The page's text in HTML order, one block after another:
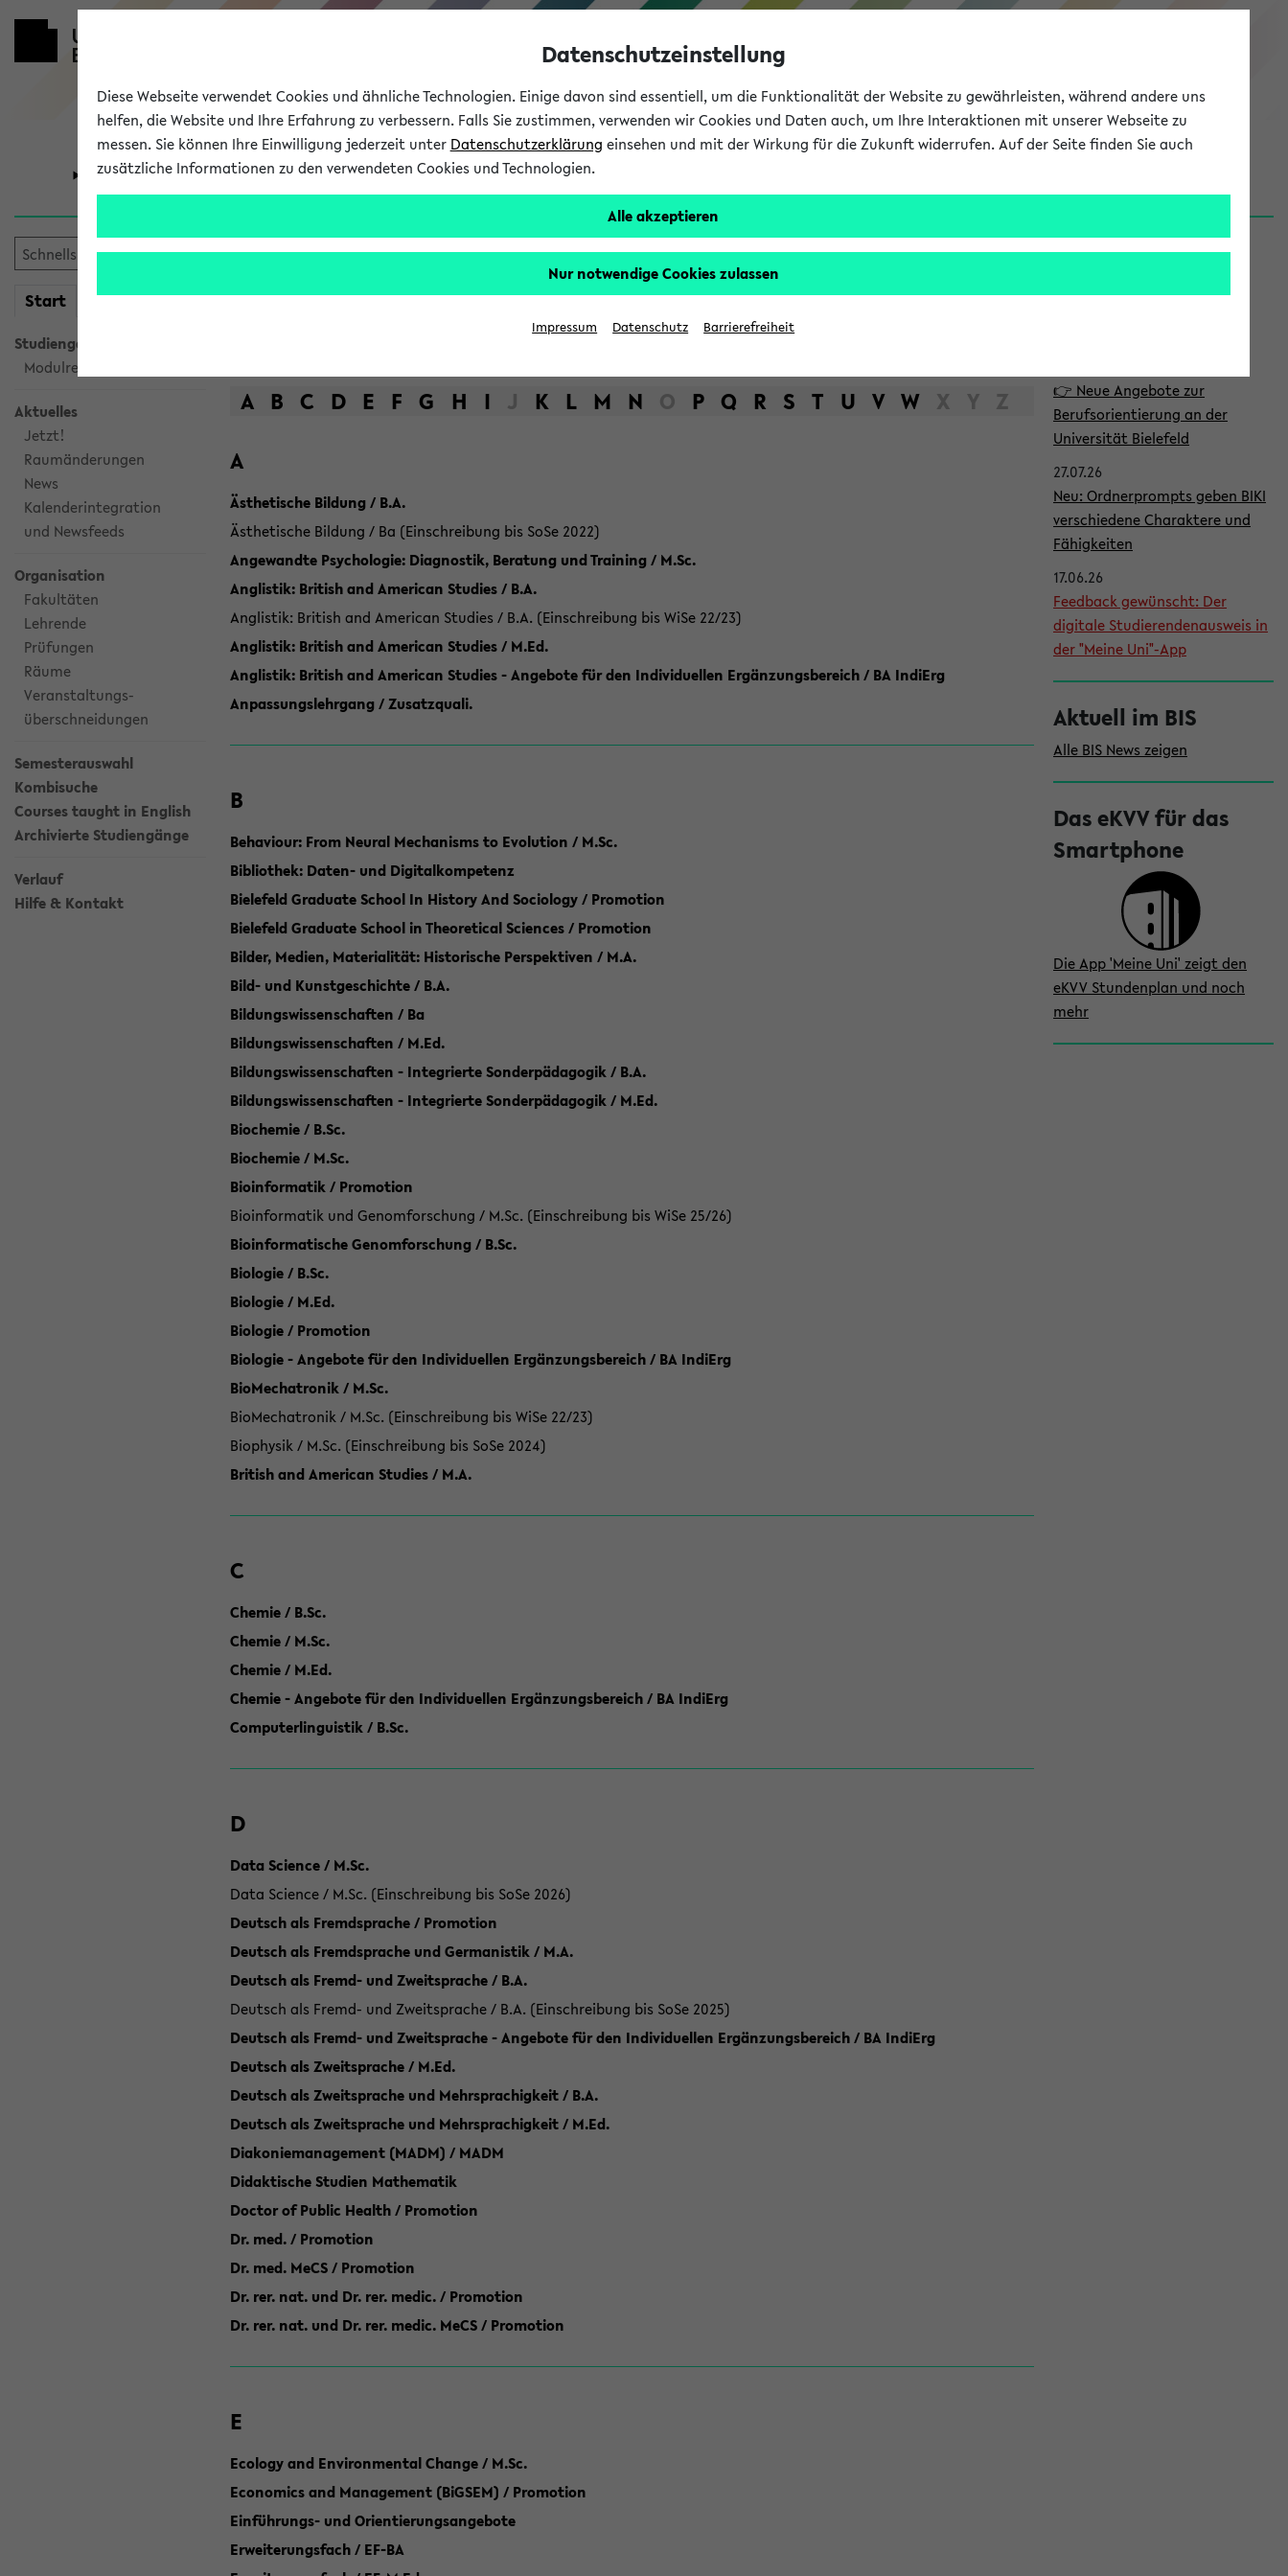
eKVV
Universität Forschung Studium
Start meineKVV
Studiengangsauswahl
Modulrecherche
Aktuelles
Jetzt!
Raumänderungen
News
Kalenderintegration
und Newsfeeds
Organisation
Fakultäten
Lehrende
Prüfungen
Räume
Veranstaltungs-
überschneidungen
Semesterauswahl
Kombisuche
Courses taught in English
Archivierte Studiengänge
Verlauf
Hilfe & Kontakt
Das Lehrangebot der Universität Bielefeld
A B C D E F G H I J K L M N O P Q R S T U V W X Y Z
A
Ästhetische Bildung / B.A.
Ästhetische Bildung / Ba (Einschreibung bis SoSe 2022)
Angewandte Psychologie: Diagnostik, Beratung und Training / M.Sc.
Anglistik: British and American Studies / B.A.
Anglistik: British and American Studies / B.A. (Einschreibung bis WiSe 22/23)
Anglistik: British and American Studies / M.Ed.
Anglistik: British and American Studies - Angebote für den Individuellen Ergänzungsbereich / BA IndiErg
Anpassungslehrgang / Zusatzquali.
B
Behaviour: From Neural Mechanisms to Evolution / M.Sc.
Bibliothek: Daten- und Digitalkompetenz
Bielefeld Graduate School In History And Sociology / Promotion
Bielefeld Graduate School in Theoretical Sciences / Promotion
Bilder, Medien, Materialität: Historische Perspektiven / M.A.
Bild- und Kunstgeschichte / B.A.
Bildungswissenschaften / Ba
Bildungswissenschaften / M.Ed.
Bildungswissenschaften - Integrierte Sonderpädagogik / B.A.
Bildungswissenschaften - Integrierte Sonderpädagogik / M.Ed.
Biochemie / B.Sc.
Biochemie / M.Sc.
Bioinformatik / Promotion
Bioinformatik und Genomforschung / M.Sc. (Einschreibung bis WiSe 25/26)
Bioinformatische Genomforschung / B.Sc.
Biologie / B.Sc.
Biologie / M.Ed.
Biologie / Promotion
Biologie - Angebote für den Individuellen Ergänzungsbereich / BA IndiErg
BioMechatronik / M.Sc.
BioMechatronik / M.Sc. (Einschreibung bis WiSe 22/23)
Biophysik / M.Sc. (Einschreibung bis SoSe 2024)
British and American Studies / M.A.
C
Chemie / B.Sc.
Chemie / M.Sc.
Chemie / M.Ed.
Chemie - Angebote für den Individuellen Ergänzungsbereich / BA IndiErg
Computerlinguistik / B.Sc.
D
Data Science / M.Sc.
Data Science / M.Sc. (Einschreibung bis SoSe 2026)
Deutsch als Fremdsprache / Promotion
Deutsch als Fremdsprache und Germanistik / M.A.
Deutsch als Fremd- und Zweitsprache / B.A.
Deutsch als Fremd- und Zweitsprache / B.A. (Einschreibung bis SoSe 2025)
Deutsch als Fremd- und Zweitsprache - Angebote für den Individuellen Ergänzungsbereich / BA IndiErg
Deutsch als Zweitsprache / M.Ed.
Deutsch als Zweitsprache und Mehrsprachigkeit / B.A.
Deutsch als Zweitsprache und Mehrsprachigkeit / M.Ed.
Diakoniemanagement (MADM) / MADM
Didaktische Studien Mathematik
Doctor of Public Health / Promotion
Dr. med. / Promotion
Dr. med. MeCS / Promotion
Dr. rer. nat. und Dr. rer. medic. / Promotion
Dr. rer. nat. und Dr. rer. medic. MeCS / Promotion
E
Ecology and Environmental Change / M.Sc.
Economics and Management (BiGSEM) / Promotion
Einführungs- und Orientierungsangebote
Erweiterungsfach / EF-BA
S
i
News
👉 Neue Angebote zur
Berufsorientierung an der
Universität Bielefeld
27.07.26
Neu: Ordnerprompts geben BIKI
verschiedene Charaktere und
Fähigkeiten
17.06.26
Feedback gewünscht: Der
digitale Studierendenausweis in
der "Meine Uni"-App
Aktuell im BIS
Alle BIS News zeigen
Das eKVV für das
Smartphone
Die App 'Meine Uni' zeigt den
eKVV Stundenplan und noch
mehr
Datenschutzeinstellung
Diese Webseite verwendet Cookies und ähnliche Technologien. Einige davon sind essentiell, um die Funktionalität der Website zu gewährleisten, während andere uns
helfen, die Website und Ihre Erfahrung zu verbessern. Falls Sie zustimmen, verwenden wir Cookies und Daten auch, um Ihre Interaktionen mit unserer Webseite zu
messen. Sie können Ihre Einwilligung jederzeit unter Datenschutzerklärung einsehen und mit der Wirkung für die Zukunft widerrufen. Auf der Seite finden Sie auch
zusätzliche Informationen zu den verwendeten Cookies und Technologien.
Alle akzeptieren
Nur notwendige Cookies zulassen
Impressum Datenschutz Barrierefreiheit